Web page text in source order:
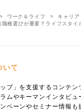
ワーク＆ライフ
キャリア
職種選びが重要？ライフスタイ
いて
プ」を支援するコンテン
ムやキーマンインタビュ
ペーンやセミナー情報も